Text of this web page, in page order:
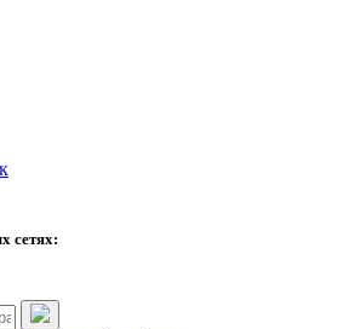
сетях: